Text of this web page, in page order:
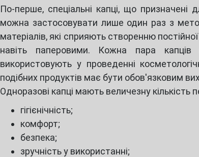
По-перше, спеціальні капці, що
можна застосовувати лише один раз з
матеріалів, які сприяють створенню
навіть паперовими. Кожна пара капців
використовують у проведенні
подібних продуктів має бути обов'язковим
Одноразові капці мають величезну кількість
гігієнічність;
комфорт;
безпека;
зручність у використанні;